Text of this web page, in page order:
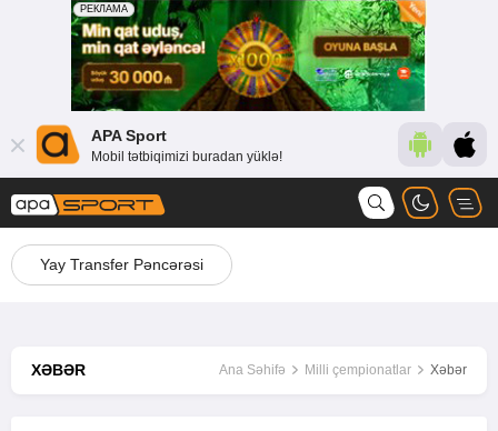
APA Sport
Mobil tətbiqimizi buradan yüklə!
Yay Transfer Pəncərəsi
XƏBƏR Ana Səhifə Milli çempionatlar Xəbər